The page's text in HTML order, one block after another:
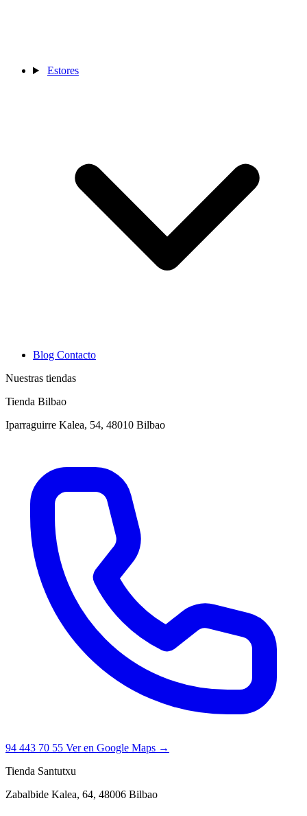
Estores
Blog Contacto
Nuestras tiendas
Tienda Bilbao
Iparraguirre Kalea, 54, 48010 Bilbao
94 443 70 55 Ver en Google Maps →
Tienda Santutxu
Zabalbide Kalea, 64, 48006 Bilbao